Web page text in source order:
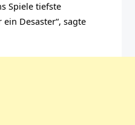
Spiele tiefste
Desaster“, sagte